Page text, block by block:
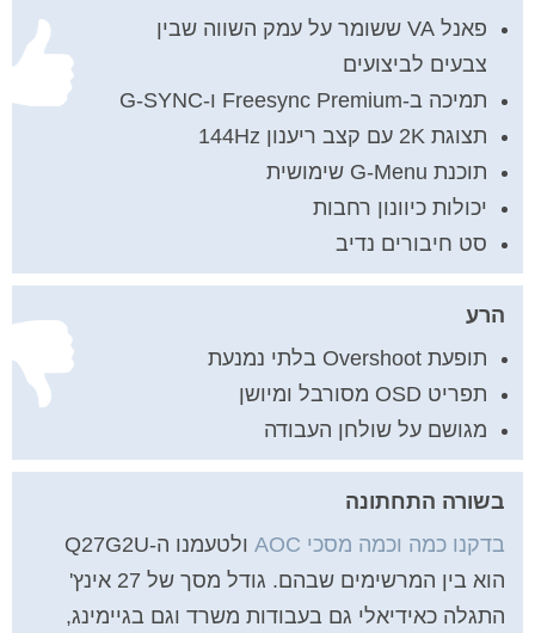
פאנל VA ששומר על עמק השווה שבין
צבעים לביצועים
תמיכה ב-Freesync Premium ו-G-SYNC
תצוגת 2K עם קצב ריענון 144Hz
תוכנת G-Menu שימושית
יכולות כיוונון רחבות
סט חיבורים נדיב
הרע
תופעת Overshoot בלתי נמנעת
תפריט OSD מסורבל ומיושן
מגושם על שולחן העבודה
בשורה התחתונה
בדקנו כמה וכמה מסכי AOC
ולטעמנו ה-Q27G2U
הוא בין המרשימים שבהם. גודל מסך של 27 אינץ'
התגלה כאידיאלי גם בעבודות משרד וגם בגיימינג,